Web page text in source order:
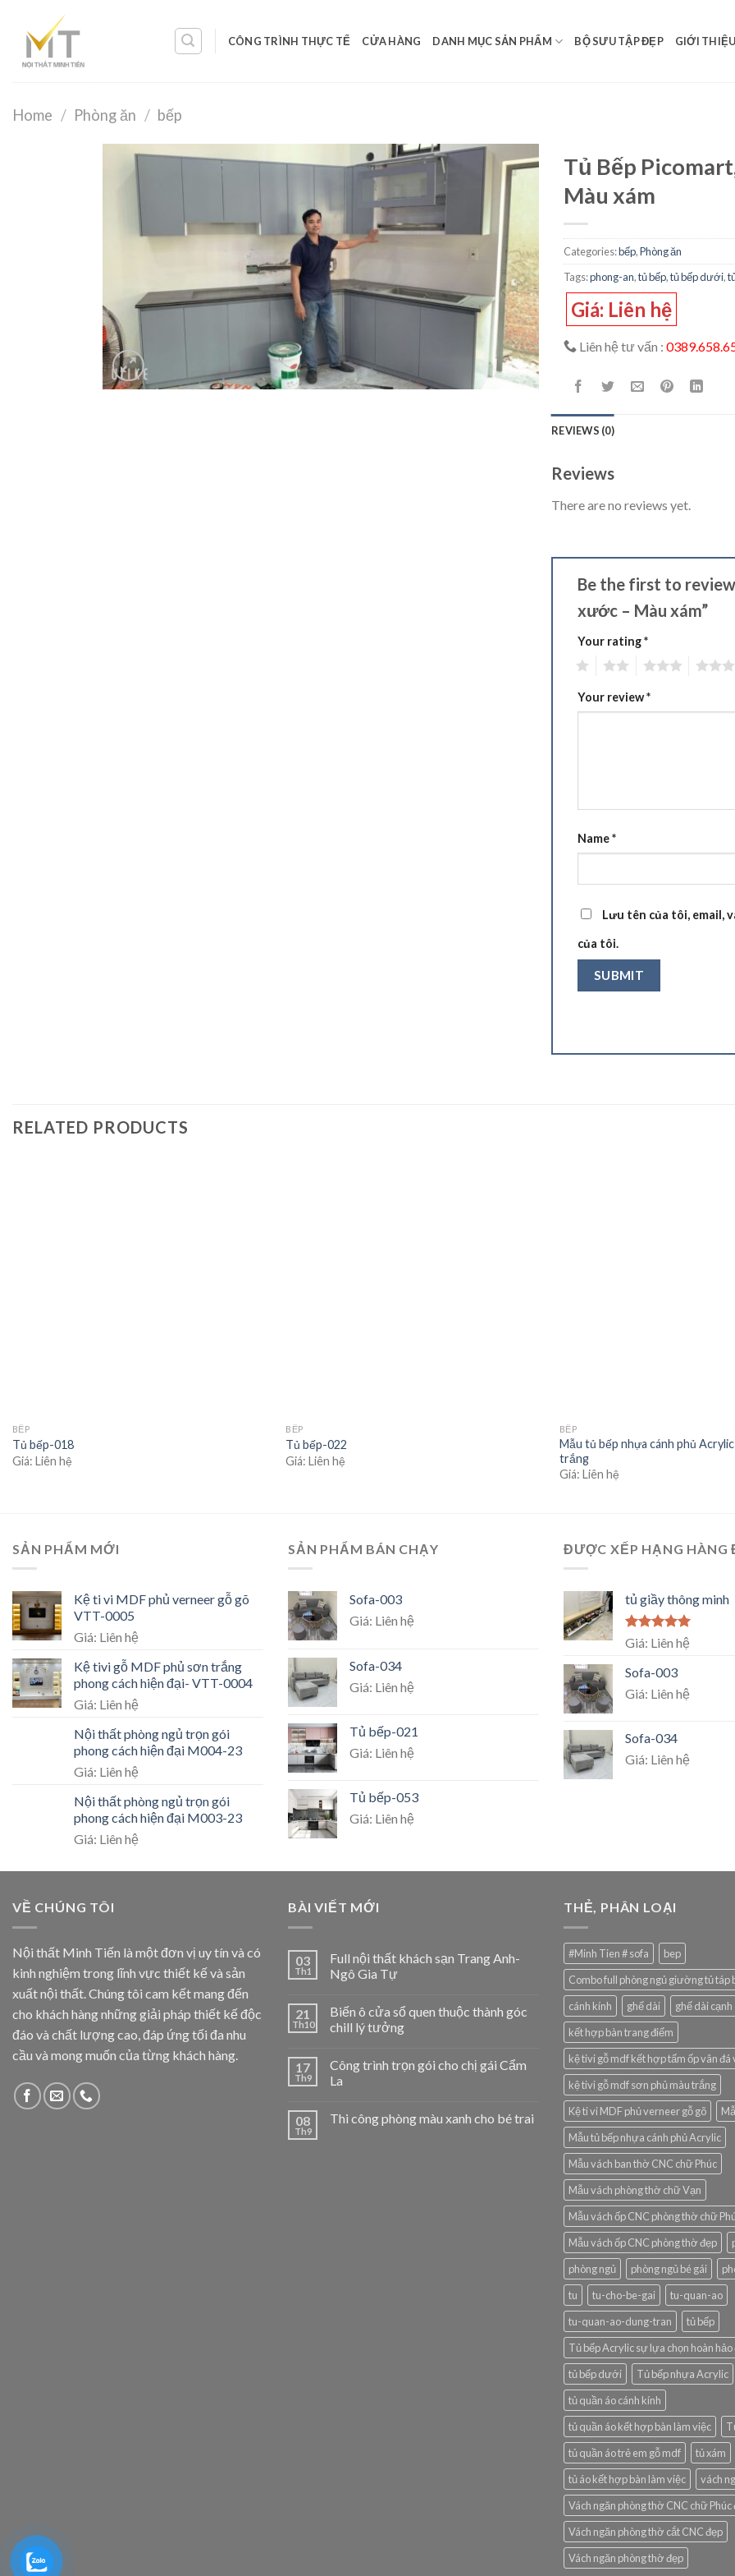
content
CÔNG TRÌNH THỰC TẾ CỬA HÀNG DANH MỤC SẢN PHẨM BỘ SƯU TẬP ĐẸP GIỚI
Home / Phòng ăn / bếp
Add to
wishlist
Tủ Bếp
Màu xám
Categories:bếp,Phòng ăn
Tags:phong-an,tủ bếp,tủ bếp dưới,
Giá: Liên hệ
Liên hệ tư vấn :
REVIEWS (0)
Reviews
There are no reviews yet.
Be the first to
xước – Màu xám”
Your rating*
Your review*
Name*
Lưu tên của tôi, email,
của tôi.
RELATED PRODUCTS
BẾP
Tủ bếp-018
Giá: Liên hệ
BẾP
Tủ bếp-022
Giá: Liên hệ
BẾP
Mẫu tủ bếp nhựa cánh phủ
trắng
Giá: Liên hệ
SẢN PHẨM MỚI
Kệ ti vi MDF phủ verneer gỗ gõ
VTT-0005
Giá: Liên hệ
Kệ tivi gỗ MDF phủ sơn trắng
phong cách hiện đại- VTT-0004
Giá: Liên hệ
Nội thất phòng ngủ trọn gói
phong cách hiện đại M004-23
Giá: Liên hệ
Nội thất phòng ngủ trọn gói
phong cách hiện đại M003-23
Giá: Liên hệ
SẢN PHẨM BÁN CHẠY
Sofa-003
Giá: Liên hệ
Sofa-034
Giá: Liên hệ
Tủ bếp-021
Giá: Liên hệ
Tủ bếp-053
Giá: Liên hệ
ĐƯỢC XẾP HẠNG HÀNG
tủ giầy thông minh
Rated5.00
Giá: Liên hệ
Sofa-003
Giá: Liên hệ
Sofa-034
Giá: Liên hệ
VỀ CHÚNG TÔI
Nội thất Minh Tiến là một đơn vị uy tín và có
kinh nghiệm trong lĩnh vực thiết kế và sản
xuất nội thất. Chúng tôi cam kết mang đến
cho khách hàng những giải pháp thiết kế độc
đáo và chất lượng cao, đáp ứng tối đa nhu
cầu và mong muốn của từng khách hàng.
BÀI VIẾT MỚI
03
Th1
Full nội thất khách sạn Trang Anh-
Ngô Gia Tự
21
Th10
Biến ô cửa sổ quen thuộc thành góc
chill lý tưởng
17
Th9
Công trình trọn gói cho chị gái Cẩm
La
08
Th9
Thi công phòng màu xanh cho bé trai
THẺ, PHÂN LOẠI
#Minh Tien # sofa
bep
Combo full phòng ngủ giường tủ táp
cánh kính
ghế dài
ghế dài
kết hợp bàn trang điểm
kệ tivi gỗ mdf kết hợp tấm ốp vân đá
kệ tivi gỗ mdf sơn phủ màu trắng
Kệ ti vi MDF phủ verneer gỗ gõ
Mẫu tủ bếp nhựa cánh phủ Acrylic
Mẫu vách ban thờ CNC chữ Phúc
Mẫu vách phòng thờ chữ Vạn
Mẫu vách ốp CNC phòng thờ chữ
Mẫu vách ốp CNC phòng thờ đẹp
phòng ngủ
phòng ngủ bé gái
tu
tu-cho-be-gai
tu-quan-ao
tu-quan-ao-dung-tran
tủ bếp
Tủ bếp Acrylic sự lựa chọn hoàn
tủ bếp dưới
Tủ bếp nhựa Acrylic
tủ quần áo cánh kính
tủ quần áo kết hợp bàn làm việc
tủ quần áo trẻ em gỗ mdf
tủ xám
tủ áo kết hợp bàn làm việc
vách
Vách ngăn phòng thờ CNC chữ Phúc
Vách ngăn phòng thờ cắt CNC đẹp
Vách ngăn phòng thờ đẹp